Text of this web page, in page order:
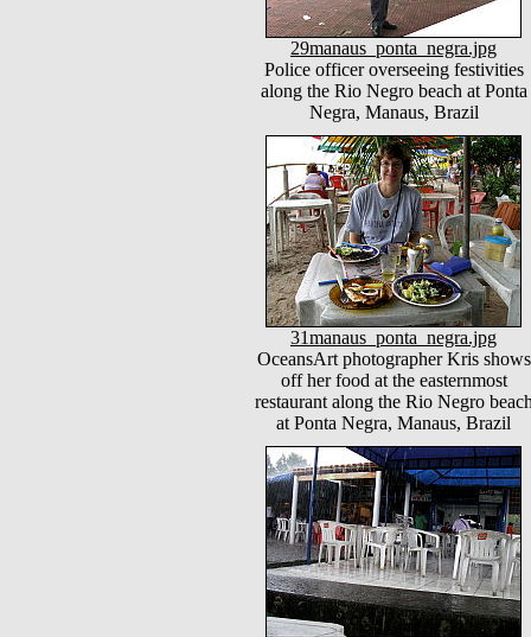
29manaus_ponta_negra.jpg
Police officer overseeing festivities
along the Rio Negro beach at Ponta
Negra, Manaus, Brazil
31manaus_ponta_negra.jpg
OceansArt photographer Kris shows
off her food at the easternmost
restaurant along the Rio Negro
at Ponta Negra, Manaus, Brazil